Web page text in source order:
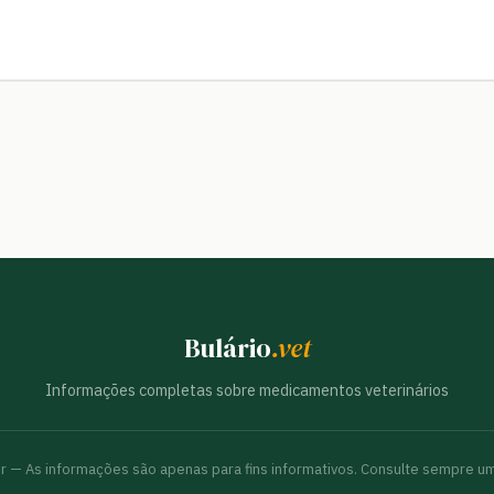
Bulário.vet
Informações completas sobre medicamentos veterinários
— As informações são apenas para fins informativos. Consulte sempre